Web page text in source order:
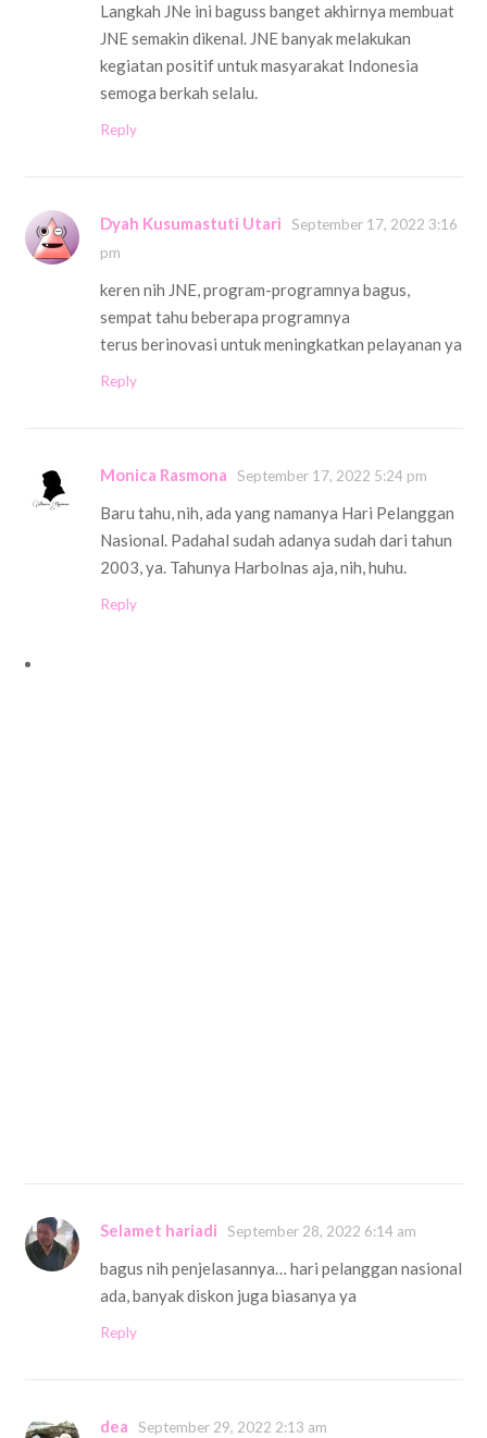
Langkah JNe ini baguss banget akhirnya membuat
JNE semakin dikenal. JNE banyak melakukan
kegiatan positif untuk masyarakat Indonesia
semoga berkah selalu.
Reply
Dyah Kusumastuti Utari
September 17, 2022 3:16
pm
keren nih JNE, program-programnya bagus,
sempat tahu beberapa programnya
terus berinovasi untuk meningkatkan pelayanan ya
Reply
Monica Rasmona September 17, 2022 5:24 pm
Baru tahu, nih, ada yang namanya Hari Pelanggan
Nasional. Padahal sudah adanya sudah dari tahun
2003, ya. Tahunya Harbolnas aja, nih, huhu.
Reply
Selamet hariadi September 28, 2022 6:14 am
bagus nih penjelasannya… hari pelanggan nasional
ada, banyak diskon juga biasanya ya
Reply
dea September 29, 2022 2:13 am